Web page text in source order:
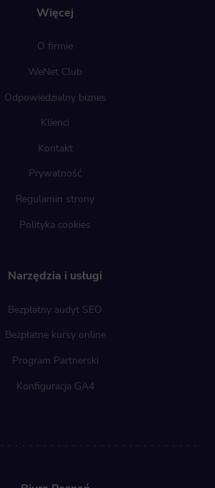
Więcej
O firmie
WeNet Club
Odpowiedzialny biznes
Klienci
Kontakt
Prywatność
Regulamin strony
Polityka cookies
Narzędzia i usługi
Bezpłatny audyt SEO
Bezpłatne kursy online
Program Partnerski
Konfiguracja GA4